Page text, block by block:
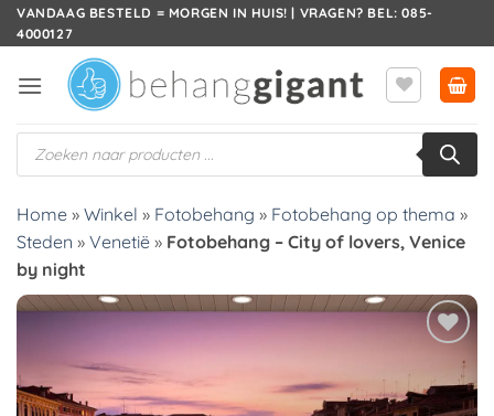
Ga
naar
VANDAAG BESTELD = MORGEN IN HUIS! | VRAGEN? BEL: 085-
4000127
Producten
zoeken
Home » Winkel » Fotobehang » Fotobehang op thema »
Steden » Venetië » Fotobehang – City of lovers, Venice
by night
Toevoegen
aan
verlanglijst